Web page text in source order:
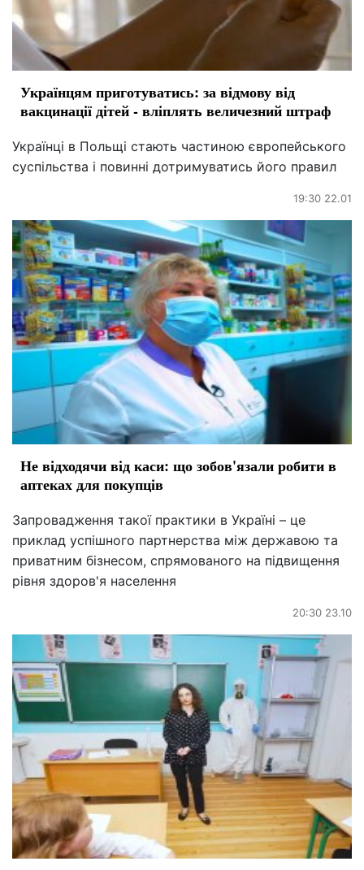
Українцям приготуватись: за відмову від
вакцинації дітей - вліплять величезний штраф
Українці в Польщі стають частиною європейського
суспільства і повинні дотримуватись його правил
19:30 22.01
Не відходячи від каси: що зобов'язали робити в
аптеках для покупців
Запровадження такої практики в Україні – це
приклад успішного партнерства між державою та
приватним бізнесом, спрямованого на підвищення
рівня здоров'я населення
20:30 23.10